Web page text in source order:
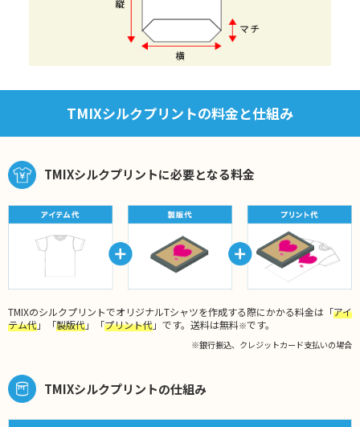
TMIXシルクプリントの料金と仕組み
TMIXシルクプリントに必要となる料金
TMIXのシルクプリントでオリジナルTシャツを作成する際にかかる料金は「アイ
テム代」「製版代」「プリント代」です。送料は無料※です。
※銀行振込、クレジットカード支払いの場合
TMIXシルクプリントの仕組み